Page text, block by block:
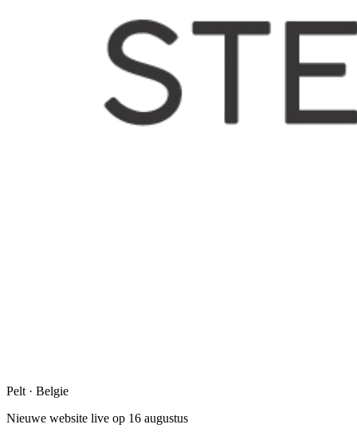
Pelt · Belgie
Nieuwe website live op 16 augustus